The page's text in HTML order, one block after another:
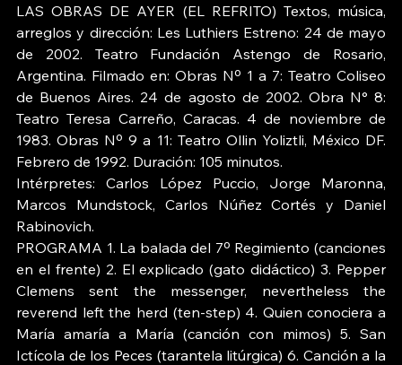
LAS OBRAS DE AYER (EL REFRITO) Textos, música,
arreglos y dirección: Les Luthiers Estreno: 24 de mayo
de 2002. Teatro Fundación Astengo de Rosario,
Argentina. Filmado en: Obras Nº 1 a 7: Teatro Coliseo
de Buenos Aires. 24 de agosto de 2002. Obra N° 8:
Teatro Teresa Carreño, Caracas. 4 de noviembre de
1983. Obras Nº 9 a 11: Teatro Ollin Yoliztli, México DF.
Febrero de 1992. Duración: 105 minutos.
Intérpretes: Carlos López Puccio, Jorge Maronna,
Marcos Mundstock, Carlos Núñez Cortés y Daniel
Rabinovich.
PROGRAMA 1. La balada del 7º Regimiento (canciones
en el frente) 2. El explicado (gato didáctico) 3. Pepper
Clemens sent the messenger, nevertheless the
reverend left the herd (ten-step) 4. Quien conociera a
María amaría a María (canción con mimos) 5. San
Ictícola de los Peces (tarantela litúrgica) 6. Canción a la